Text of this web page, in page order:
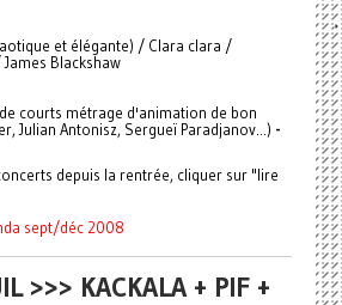
et élégante) / Clara clara /
Blackshaw
de courts métrage d'animation de bon
Julian Antonisz, Sergueï Paradjanov...) -
depuis la rentrée, cliquer sur "lire
sept/déc 2008
>>> KACKALA + PIF +